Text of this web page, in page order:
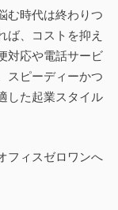
む時代は終わりつ
ば、コストを抑え
対応や電話サービ
スピーディーかつ
した起業スタイル
フィスゼロワンへ